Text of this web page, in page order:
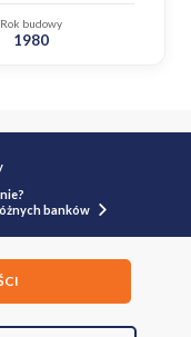
Rok budowy
1980
banków